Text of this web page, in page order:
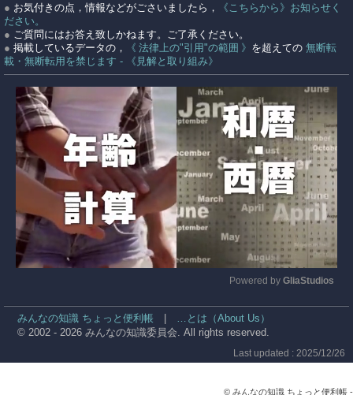
● お気付きの点，情報などがごさいましたら，
《こちらから》お知らせく
ださい。
● ご質問にはお答え致しかねます。ご了承ください。
● 掲載しているデータの， 《 法律上の"引用"の範囲 》 を超えての 無断転
載・無断転用を禁じます - 《見解と取り組み》
Powered by GliaStudios
みんなの知識 ちょっと便利帳
…とは（About Us）
© 2002 - 2026 みんなの知識委員会. All rights reserved.
Last updated : 2025/12/26
© みんなの知識 ちょっと便利帳 -